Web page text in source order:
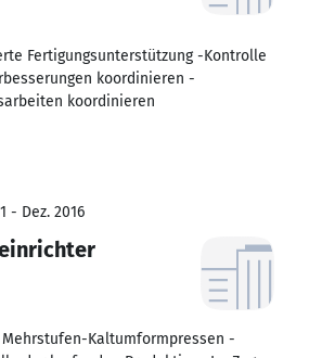
Fertigungsunterstützung -Kontrolle
koordinieren -
koordinieren
- Dez. 2016
Kaltumformpressen -